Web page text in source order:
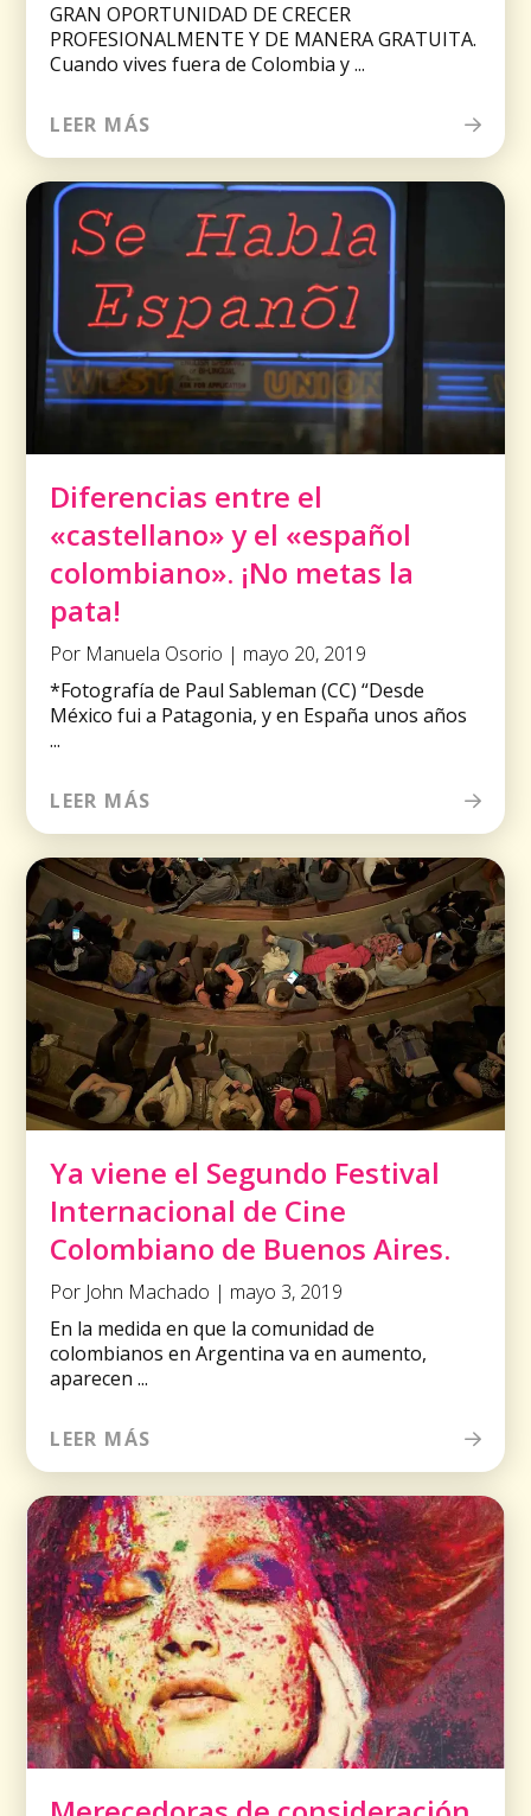
GRAN OPORTUNIDAD DE CRECER
PROFESIONALMENTE Y DE MANERA GRATUITA.
Cuando vives fuera de Colombia y ...
LEER MÁS
Diferencias entre el
«castellano» y el «español
colombiano». ¡No metas la
pata!
Por Manuela Osorio | mayo 20, 2019
*Fotografía de Paul Sableman (CC) “Desde
México fui a Patagonia, y en España unos años
...
LEER MÁS
Ya viene el Segundo Festival
Internacional de Cine
Colombiano de Buenos Aires.
Por John Machado | mayo 3, 2019
En la medida en que la comunidad de
colombianos en Argentina va en aumento,
aparecen ...
LEER MÁS